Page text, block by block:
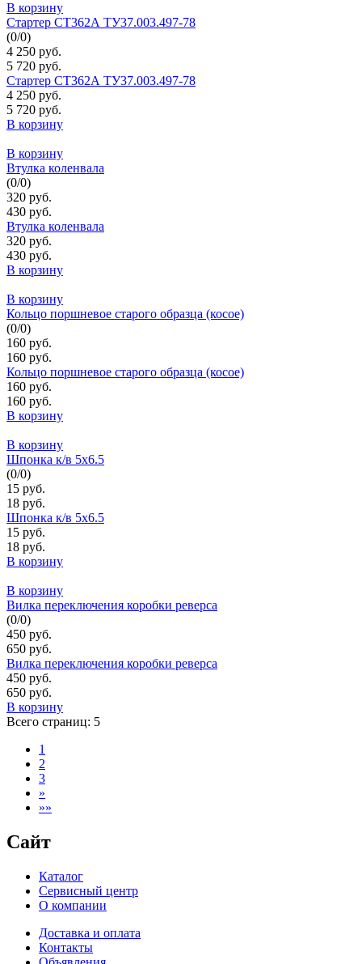
В корзину
Стартер СТ362А ТУ37.003.497-78
(0/0)
4 250 руб.
5 720 руб.
Стартер СТ362А ТУ37.003.497-78
4 250 руб.
5 720 руб.
В корзину
В корзину
Втулка коленвала
(0/0)
320 руб.
430 руб.
Втулка коленвала
320 руб.
430 руб.
В корзину
В корзину
Кольцо поршневое старого образца (косое)
(0/0)
160 руб.
160 руб.
Кольцо поршневое старого образца (косое)
160 руб.
160 руб.
В корзину
В корзину
Шпонка к/в 5х6.5
(0/0)
15 руб.
18 руб.
Шпонка к/в 5х6.5
15 руб.
18 руб.
В корзину
В корзину
Вилка переключения коробки реверса
(0/0)
450 руб.
650 руб.
Вилка переключения коробки реверса
450 руб.
650 руб.
В корзину
Всего страниц: 5
1
2
3
»
»»
Сайт
Каталог
Сервисный центр
О компании
Доставка и оплата
Контакты